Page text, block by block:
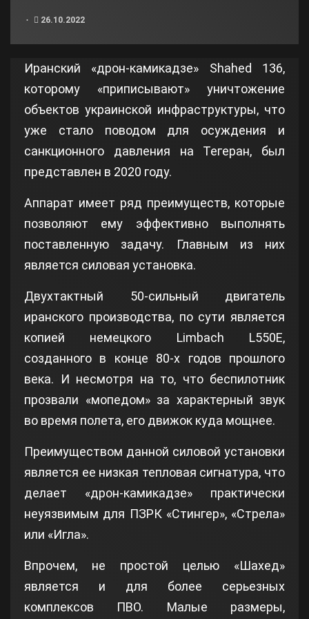
26.10.2022
Иранский «дрон-камикадзе» Shahed 136,
которому «приписывают» уничтожение
объектов украинской инфраструктуры, что
уже стало поводом для осуждения и
санкционного давления на Тегеран, был
представлен в 2020 году.
Аппарат имеет ряд преимуществ, которые
позволяют ему эффективно выполнять
поставленную задачу. Главным из них
является силовая установка.
Двухтактный 50-сильный двигатель
иранского производства, по сути является
копией немецкого Limbach L550E,
созданного в конце 80-х годов прошлого
века. И несмотря на то, что беспилотник
прозвали «мопедом» за характерный звук
во время полета, его движок куда мощнее.
Преимуществом данной силовой установки
является ее низкая тепловая сигнатура, что
делает «дрон-камикадзе» практически
неуязвимым для ПЗРК «Стингер», «Стрела»
или «Игла».
Впрочем, не простой целью «Шахед»
является и для более серьезных
комплексов ПВО. Малые размеры,